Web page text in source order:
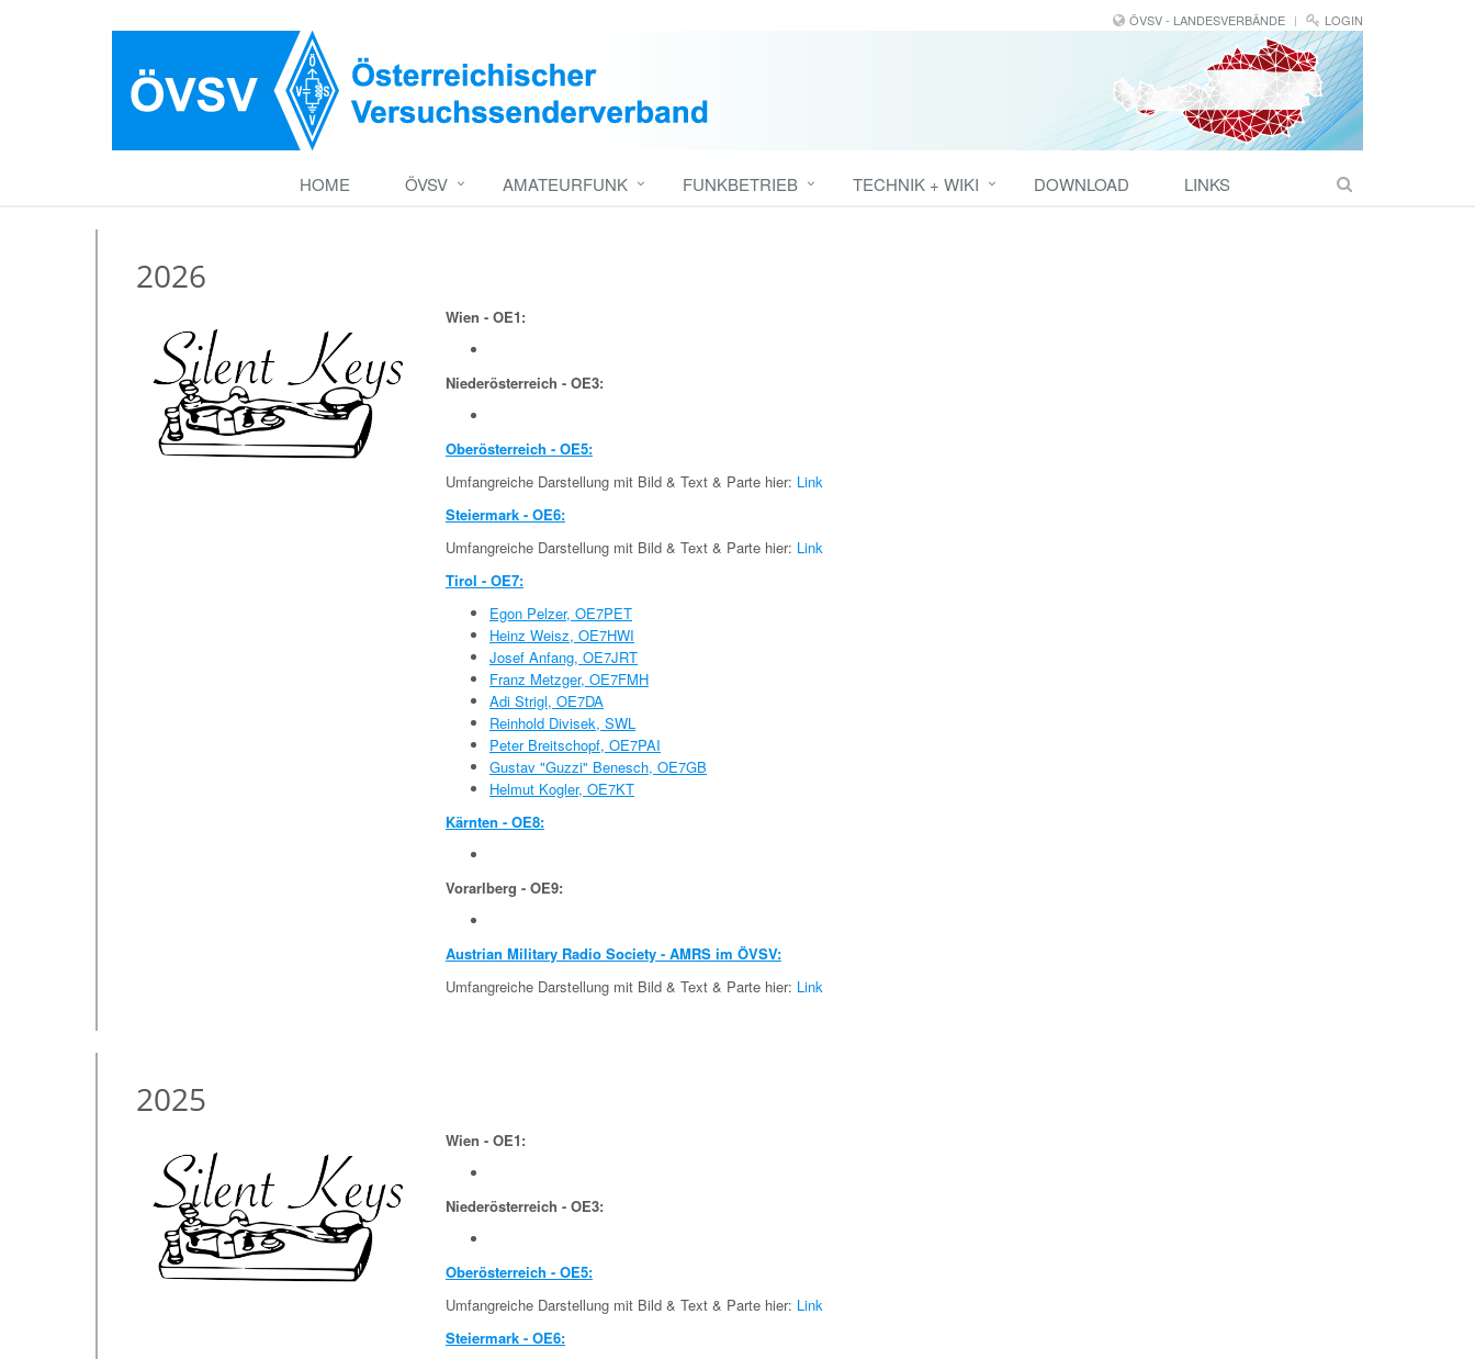
ÖVSV - LANDESVERBÄNDE LOGIN
HOME ÖVSV AMATEURFUNK FUNKBETRIEB TECHNIK + WIKI DOWNLOAD LINKS
2026
Wien - OE1:
Niederösterreich - OE3:
Oberösterreich - OE5:
Umfangreiche Darstellung mit Bild & Text & Parte hier: Link
Steiermark - OE6:
Umfangreiche Darstellung mit Bild & Text & Parte hier: Link
Tirol - OE7:
Egon Pelzer, OE7PET
Heinz Weisz, OE7HWI
Josef Anfang, OE7JRT
Franz Metzger, OE7FMH
Adi Strigl, OE7DA
Reinhold Divisek, SWL
Peter Breitschopf, OE7PAI
Gustav "Guzzi" Benesch, OE7GB
Helmut Kogler, OE7KT
Kärnten - OE8:
Vorarlberg - OE9:
Austrian Military Radio Society - AMRS im ÖVSV:
Umfangreiche Darstellung mit Bild & Text & Parte hier: Link
2025
Wien - OE1:
Niederösterreich - OE3:
Oberösterreich - OE5:
Umfangreiche Darstellung mit Bild & Text & Parte hier: Link
Steiermark - OE6: